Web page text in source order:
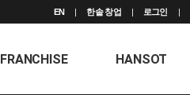
EN 한솥 창업 로그인
FRANCHISE HANSOT